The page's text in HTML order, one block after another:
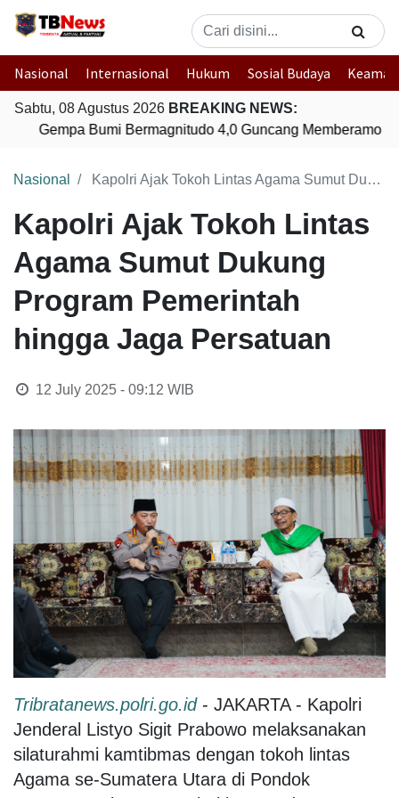
Nasional Internasional Hukum Sosial Budaya
Sabtu, 08 Agustus 2026 BREAKING NEWS:
Gempa Bumi Bermagnitudo 4,0 Guncang Memberamo
Nasional Kapolri Ajak Tokoh Lintas Agama Sumut Dukung Program Pemerintah hingga Jaga Persatuan
Kapolri Ajak Tokoh Lintas
Agama Sumut Dukung
Program Pemerintah
hingga Jaga Persatuan
12 July 2025 - 09:12 WIB
Tribratanews.polri.go.id - JAKARTA - Kapolri
Jenderal Listyo Sigit Prabowo melaksanakan
silaturahmi kamtibmas dengan tokoh lintas
Agama se-Sumatera Utara di Pondok